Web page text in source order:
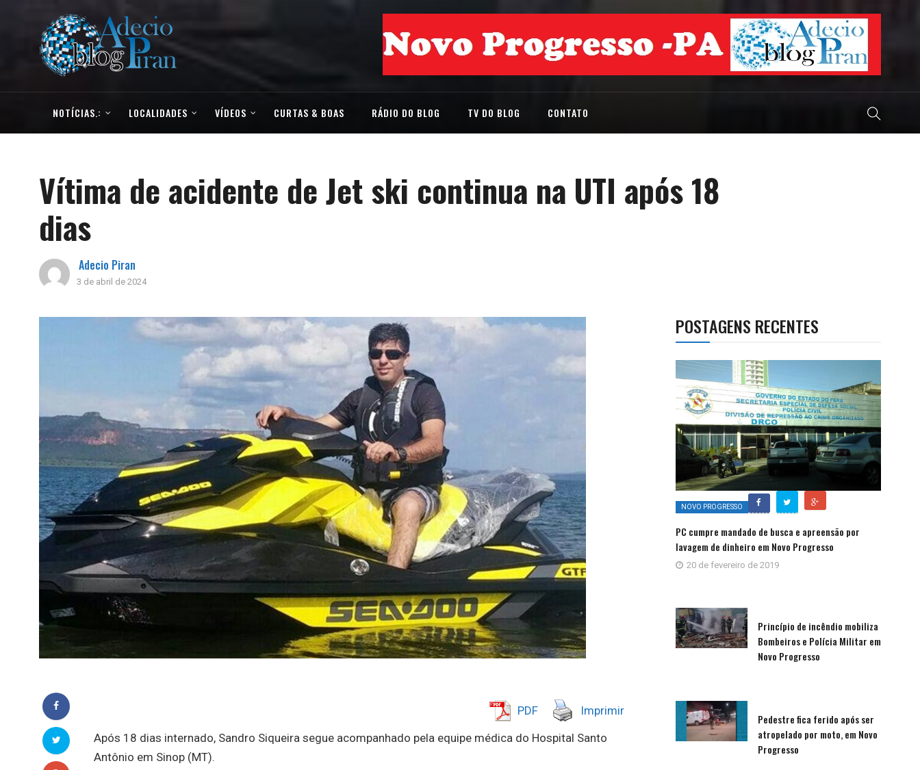
NOTÍCIAS.: LOCALIDADES VÍDEOS CURTAS & BOAS RÁDIO DO BLOG TV DO BLOG CONTATO
Vítima de acidente de Jet ski continua na UTI após 18
dias
Adecio Piran
3 de abril de 2024
PDF Imprimir
Após 18 dias internado, Sandro Siqueira segue acompanhado pela equipe médica do Hospital Santo
Antônio em Sinop (MT).
POSTAGENS RECENTES
NOVO PROGRESSO
PC cumpre mandado de busca e apreensão por
lavagem de dinheiro em Novo Progresso
20 de fevereiro de 2019
Princípio de incêndio mobiliza
Bombeiros e Polícia Militar em
Novo Progresso
Pedestre fica ferido após ser
atropelado por moto, em Novo
Progresso